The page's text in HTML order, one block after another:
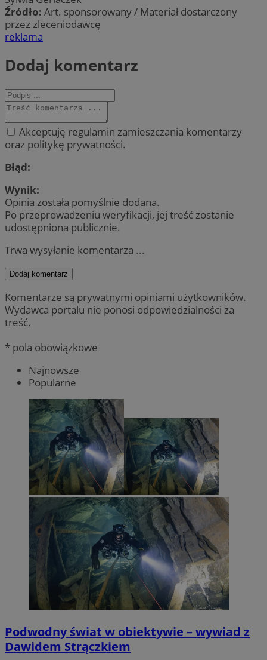
Źródło: Art. sponsorowany / Materiał dostarczony
przez zleceniodawcę
reklama
Dodaj komentarz
Akceptuję regulamin zamieszczania komentarzy
oraz politykę prywatności.
Błąd:
Wynik:
Opinia została pomyślnie dodana.
Po przeprowadzeniu weryfikacji, jej treść zostanie
udostępniona publicznie.
Trwa wysyłanie komentarza ...
Dodaj komentarz
Komentarze są prywatnymi opiniami użytkowników.
Wydawca portalu nie ponosi odpowiedzialności za
treść.
* pola obowiązkowe
Najnowsze
Popularne
Podwodny świat w obiektywie – wywiad z
Dawidem Strączkiem